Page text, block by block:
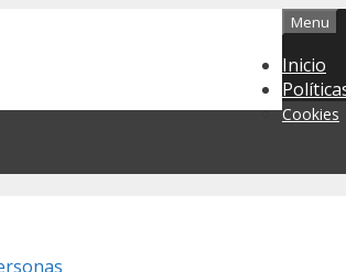
Menu
Inicio
Cookies